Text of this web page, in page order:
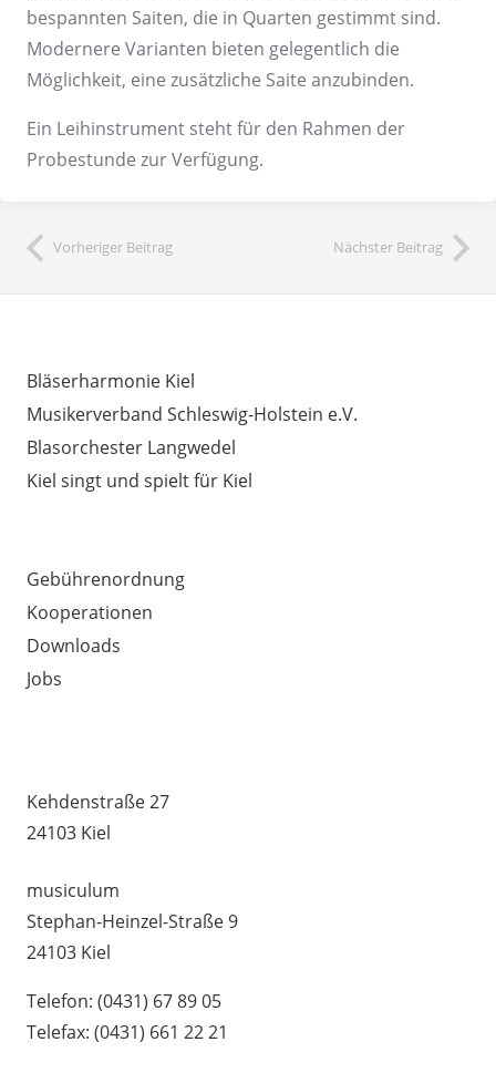
bespannten Saiten, die in Quarten gestimmt sind.
Modernere Varianten bieten gelegentlich die
Möglichkeit, eine zusätzliche Saite anzubinden.
Ein Leihinstrument steht für den Rahmen der
Probestunde zur Verfügung.
Vorheriger Beitrag Nächster Beitrag
Bläserharmonie Kiel
Musikerverband Schleswig-Holstein e.V.
Blasorchester Langwedel
Kiel singt und spielt für Kiel
Gebührenordnung
Kooperationen
Downloads
Jobs
Kehdenstraße 27
24103 Kiel
musiculum
Stephan-Heinzel-Straße 9
24103 Kiel
Telefon: (0431) 67 89 05
Telefax: (0431) 661 22 21